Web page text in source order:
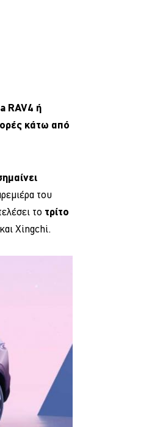
RAV4 ή
κάτω από
του
το τρίτο
Xingchi.